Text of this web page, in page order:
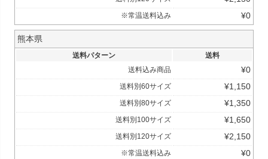
※常温送料込み ¥0
熊本県
送料パターン
送料
送料込み商品
¥0
送料別60サイズ ¥1,150
送料別80サイズ ¥1,350
送料別100サイズ ¥1,650
送料別120サイズ ¥2,150
※常温送料込み ¥0